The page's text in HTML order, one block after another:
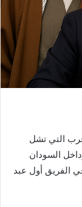
التي تشل
السودان
الفريق أول عبد